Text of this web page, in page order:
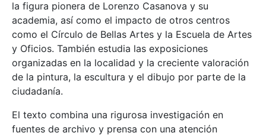
la figura pionera de Lorenzo Casanova y su
academia, así como el impacto de otros centros
como el Círculo de Bellas Artes y la Escuela de Artes
y Oficios. También estudia las exposiciones
organizadas en la localidad y la creciente valoración
de la pintura, la escultura y el dibujo por parte de la
ciudadanía.
El texto combina una rigurosa investigación en
fuentes de archivo y prensa con una atención